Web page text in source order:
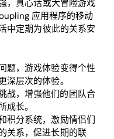
，真心话或大冒险游戏
应用程序的移动
中定期为彼此的关系安
题，游戏体验变得个性
深层次的体验。
战，增强他们的团队合
成长。
积分系统，激励情侣们
关系，促进长期的联